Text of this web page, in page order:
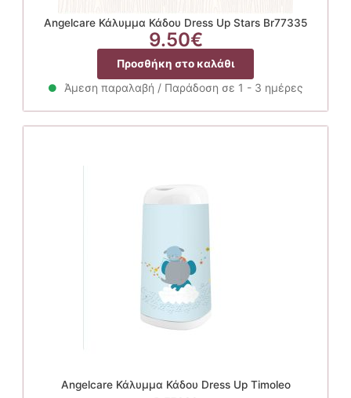
Angelcare Κάλυμμα Κάδου Dress Up Stars Br77335
9.50€
Προσθήκη στο καλάθι
Άμεση παραλαβή / Παράδοση σε 1 - 3 ημέρες
Angelcare Κάλυμμα Κάδου Dress Up Timoleo